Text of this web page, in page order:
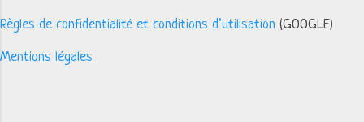
Règles de confidentialité et conditions d’utilisation (GOOGLE)
Mentions légales